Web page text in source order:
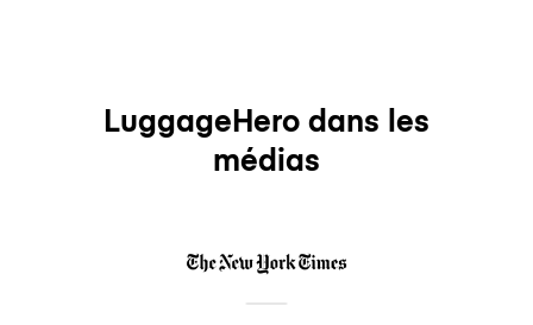
LuggageHero dans les
médias